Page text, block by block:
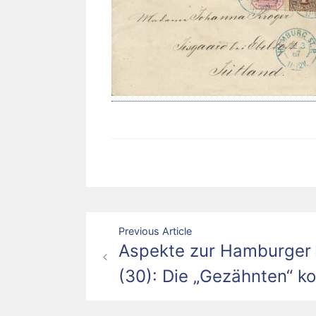
Beitragsnavigation
Previous Article
Aspekte zur
(30): Die „Gezähnten“